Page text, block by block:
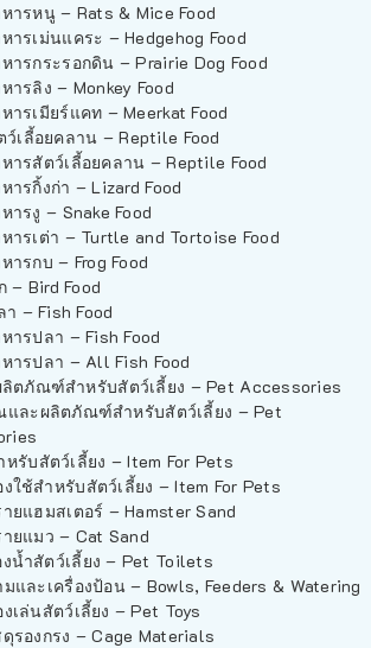
ารหนู – Rats & Mice Food
ารเม่นแคระ – Hedgehog Food
ารกระรอกดิน – Prairie Dog Food
ารลิง – Monkey Food
ารเมียร์แคท – Meerkat Food
ว์เลี้อยคลาน – Reptile Food
ารสัตว์เลี้อยคลาน – Reptile Food
ารกิ้งก่า – Lizard Food
ารงู – Snake Food
ารเต่า – Turtle and Tortoise Food
ารกบ – Frog Food
– Bird Food
– Fish Food
ารปลา – Fish Food
ารปลา – All Fish Food
ตภัณฑ์สำหรับสัตว์เลี้ยง – Pet Accessories
และผลิตภัณฑ์สำหรับสัตว์เลี้ยง – Pet
รับสัตว์เลี้ยง – Item For Pets
ใช้สำหรับสัตว์เลี้ยง – Item For Pets
ยแฮมสเตอร์ – Hamster Sand
ยแมว – Cat Sand
น้ำสัตว์เลี้ยง – Pet Toilets
และเครื่องป้อน – Bowls, Feeders & Watering
เล่นสัตว์เลี้ยง – Pet Toys
รองกรง – Cage Materials